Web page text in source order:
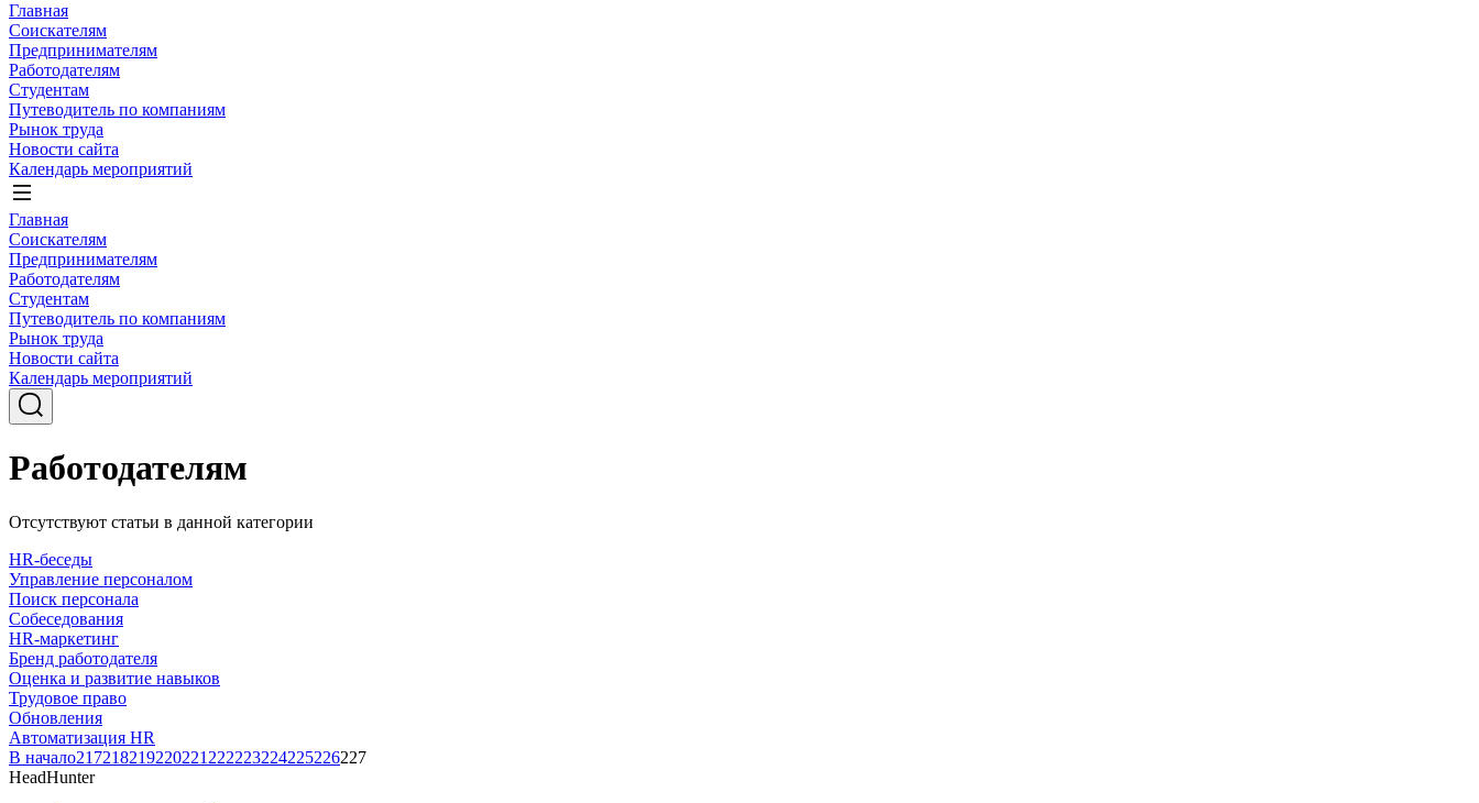
Главная
Соискателям
Предпринимателям
Работодателям
Студентам
Путеводитель по компаниям
Рынок труда
Новости сайта
Календарь мероприятий
Главная
Соискателям
Предпринимателям
Работодателям
Студентам
Путеводитель по компаниям
Рынок труда
Новости сайта
Календарь мероприятий
Работодателям
Отсутствуют статьи в данной категории
HR-беседы
Управление персоналом
Поиск персонала
Собеседования
HR-маркетинг
Бренд работодателя
Оценка и развитие навыков
Трудовое право
Обновления
Автоматизация HR
В начало217218219220221 222223224225226227
HeadHunter